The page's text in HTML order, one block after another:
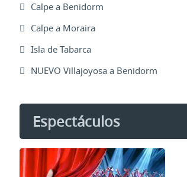
Calpe a Benidorm
Calpe a Moraira
Isla de Tabarca
NUEVO Villajoyosa a Benidorm
Espectáculos